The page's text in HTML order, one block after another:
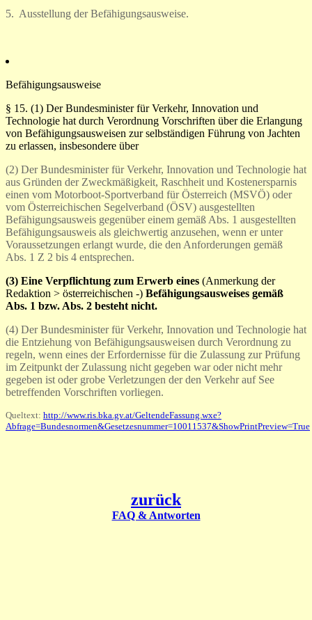
5. Ausstellung der Befähigungsausweise.
Befähigungsausweise
§ 15. (1) Der Bundesminister für Verkehr, Innovation und
Technologie hat durch Verordnung Vorschriften über die Erlangung
von Befähigungsausweisen zur selbständigen Führung von Jachten
zu erlassen, insbesondere über
(2) Der Bundesminister für Verkehr, Innovation und Technologie hat
aus Gründen der Zweckmäßigkeit, Raschheit und Kostenersparnis
einen vom Motorboot-Sportverband für Österreich (MSVÖ) oder
vom Österreichischen Segelverband (ÖSV) ausgestellten
Befähigungsausweis gegenüber einem gemäß Abs. 1 ausgestellten
Befähigungsausweis als gleichwertig anzusehen, wenn er unter
Voraussetzungen erlangt wurde, die den Anforderungen gemäß
Abs. 1 Z 2 bis 4 entsprechen.
(3) Eine Verpflichtung zum Erwerb eines (Anmerkung der
Redaktion > österreichischen -) Befähigungsausweises gemäß
Abs. 1 bzw. Abs. 2 besteht nicht.
(4) Der Bundesminister für Verkehr, Innovation und Technologie hat
die Entziehung von Befähigungsausweisen durch Verordnung zu
regeln, wenn eines der Erfordernisse für die Zulassung zur Prüfung
im Zeitpunkt der Zulassung nicht gegeben war oder nicht mehr
gegeben ist oder grobe Verletzungen der den Verkehr auf See
betreffenden Vorschriften vorliegen.
Queltext: http://www.ris.bka.gv.at/GeltendeFassung.wxe?
Abfrage=Bundesnormen&Gesetzesnummer=10011537&ShowPrintPreview=True
zurück
FAQ & Antworten